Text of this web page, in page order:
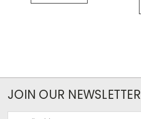
JOIN OUR NEWSLETTER